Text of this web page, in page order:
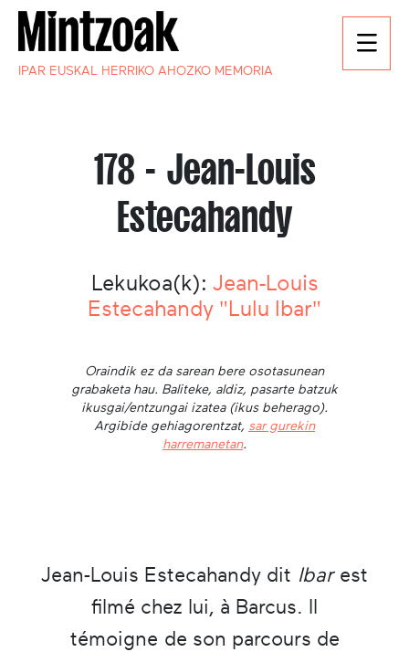
IPAR EUSKAL HERRIKO AHOZKO MEMORIA
178 - Jean-Louis
Estecahandy
Lekukoa(k): Jean-Louis
Estecahandy "Lulu Ibar"
Oraindik ez da sarean bere osotasunean
grabaketa hau. Baliteke, aldiz, pasarte batzuk
ikusgai/entzungai izatea (ikus beherago).
Argibide gehiagorentzat, sar gurekin
harremanetan.
Jean-Louis Estecahandy dit Ibarest
filmé chez lui, à Barcus. Il
témoigne de son parcours de